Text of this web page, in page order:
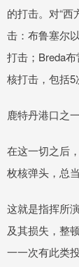
的打击。对“
击：布鲁塞尔
打击；Breda
核打击，包括5
鹿特丹港口之一
在这一切之后
枚核弹头，总
这就是指挥所
及其损失，整
一一次有此类